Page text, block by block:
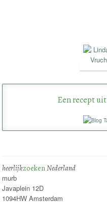
Een recept uit
heerlijkzoekenNederland
murb
Javaplein 12D
1094HW Amsterdam